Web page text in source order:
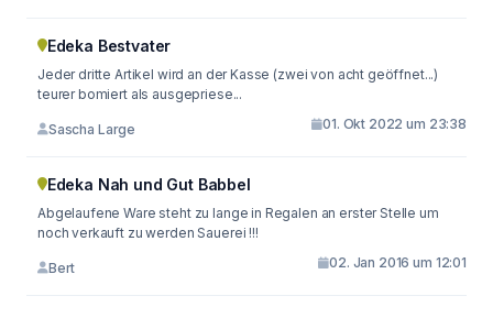
Edeka Bestvater
Jeder dritte Artikel wird an der Kasse (zwei von acht geöffnet...)
teurer bomiert als ausgepriese...
Sascha Large 01. Okt 2022 um 23:38
Edeka Nah und Gut Babbel
Abgelaufene Ware steht zu lange in Regalen an erster Stelle um
noch verkauft zu werden Sauerei !!!
Bert 02. Jan 2016 um 12:01